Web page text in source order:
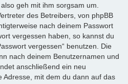
geh mit ihm sorgsam um.
des Betreibers, von phpBB
nach deinem Passwort
vergessen haben, so kannst du
vergessen“ benutzen. Die
nach deinem Benutzernamen und
anschließend ein neu
Adresse, mit dem du dann auf das